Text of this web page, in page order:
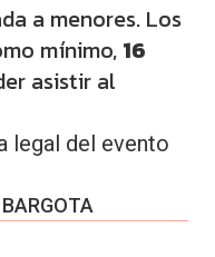
a menores. Los
mínimo, 16
asistir al
legal del evento